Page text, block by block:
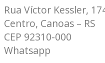
Rua Víctor Kessler,
Centro, Canoas – RS
CEP 92310-000
Whatsapp